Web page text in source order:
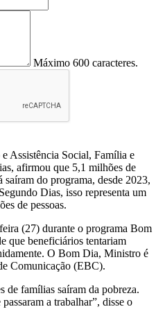
Máximo 600 caracteres.
Assistência Social, Família e
afirmou que 5,1 milhões de
do programa, desde 2023,
Dias, isso representa um
de pessoas.
(27) durante o programa Bom
que beneficiários tentariam
O Bom Dia, Ministro é
Comunicação (EBC).
de famílias saíram da pobreza.
a trabalhar”, disse o